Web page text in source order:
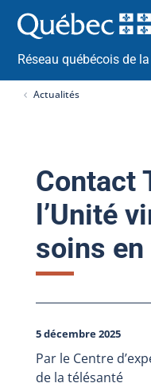
Réseau québécois de
Actualités
Contact
l’Unité
soins
5 décembre 2025
Par le Centre
de la télésanté